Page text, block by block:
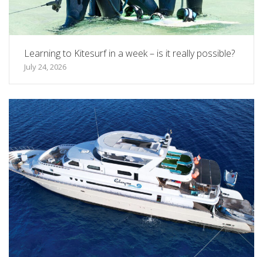
Learning to Kitesurf in a week – is it really possible?
July 24, 2026